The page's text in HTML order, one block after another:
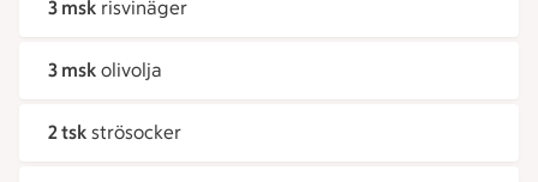
3 msk risvinäger
3 msk olivolja
2 tsk strösocker